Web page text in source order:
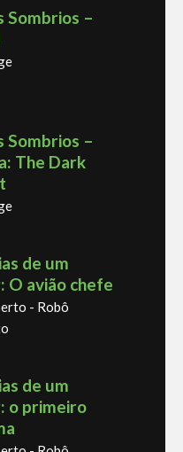
Sombrios –
Sombrios –
The Dark
de um
O avião chefe
- Robô
de um
o primeiro